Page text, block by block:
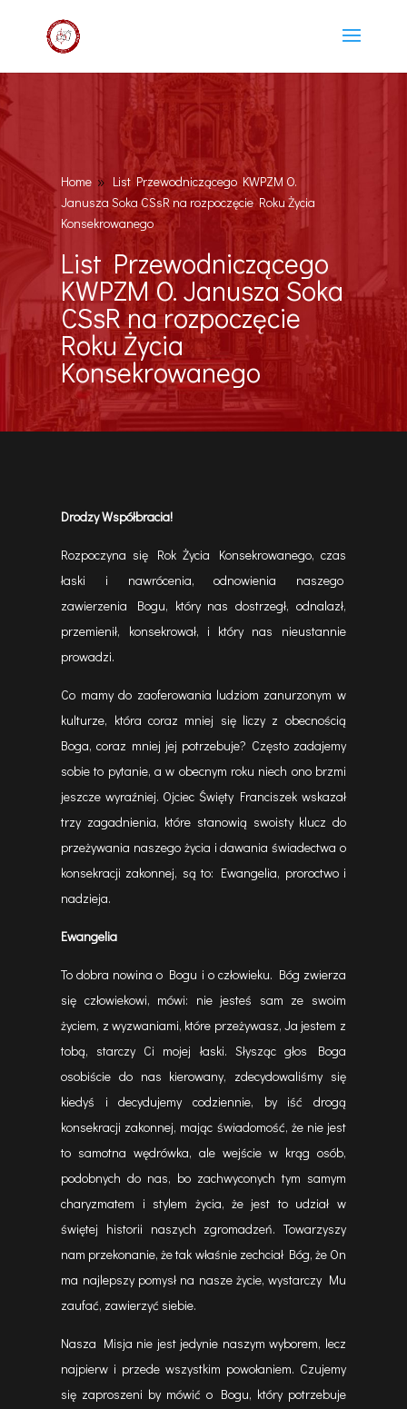
Home 9
List Przewodniczącego KWPZM O.
Janusza Soka CSsR na rozpoczęcie Roku Życia
Konsekrowanego
List Przewodniczącego
KWPZM O. Janusza Soka
CSsR na rozpoczęcie
Roku Życia
Konsekrowanego
Drodzy Współbracia!
Rozpoczyna się Rok Życia Konsekrowanego, czas
łaski i nawrócenia, odnowienia naszego
zawierzenia Bogu, który nas dostrzegł, odnalazł,
przemienił, konsekrował, i który nas nieustannie
prowadzi.
Co mamy do zaoferowania ludziom zanurzonym w
kulturze, która coraz mniej się liczy z obecnością
Boga, coraz mniej jej potrzebuje? Często zadajemy
sobie to pytanie, a w obecnym roku niech ono brzmi
jeszcze wyraźniej. Ojciec Święty Franciszek wskazał
trzy zagadnienia, które stanowią swoisty klucz do
przeżywania naszego życia i dawania świadectwa o
konsekracji zakonnej, są to: Ewangelia, proroctwo i
nadzieja.
Ewangelia
To dobra nowina o Bogu i o człowieku. Bóg zwierza
się człowiekowi, mówi: nie jesteś sam ze swoim
życiem, z wyzwaniami, które przeżywasz, Ja jestem z
tobą, starczy Ci mojej łaski. Słysząc głos Boga
osobiście do nas kierowany, zdecydowaliśmy się
kiedyś i decydujemy codziennie, by iść drogą
konsekracji zakonnej, mając świadomość, że nie jest
to samotna wędrówka, ale wejście w krąg osób,
podobnych do nas, bo zachwyconych tym samym
charyzmatem i stylem życia, że jest to udział w
świętej historii naszych zgromadzeń. Towarzyszy
nam przekonanie, że tak właśnie zechciał Bóg, że On
ma najlepszy pomysł na nasze życie, wystarczy Mu
zaufać, zawierzyć siebie.
Nasza Misja nie jest jedynie naszym wyborem, lecz
najpierw i przede wszystkim powołaniem. Czujemy
się zaproszeni by mówić o Bogu, który potrzebuje